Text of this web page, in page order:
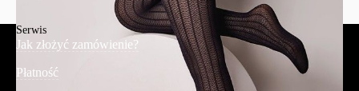
Serwis
Jak złożyć zamówienie?
Płatność